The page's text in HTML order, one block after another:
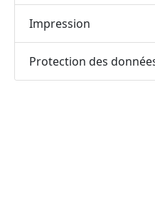
Impression
Protection des